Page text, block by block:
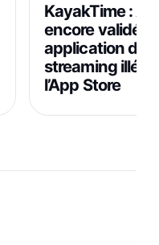
KayakTime :
encore validé
application de
streaming
l’App Store